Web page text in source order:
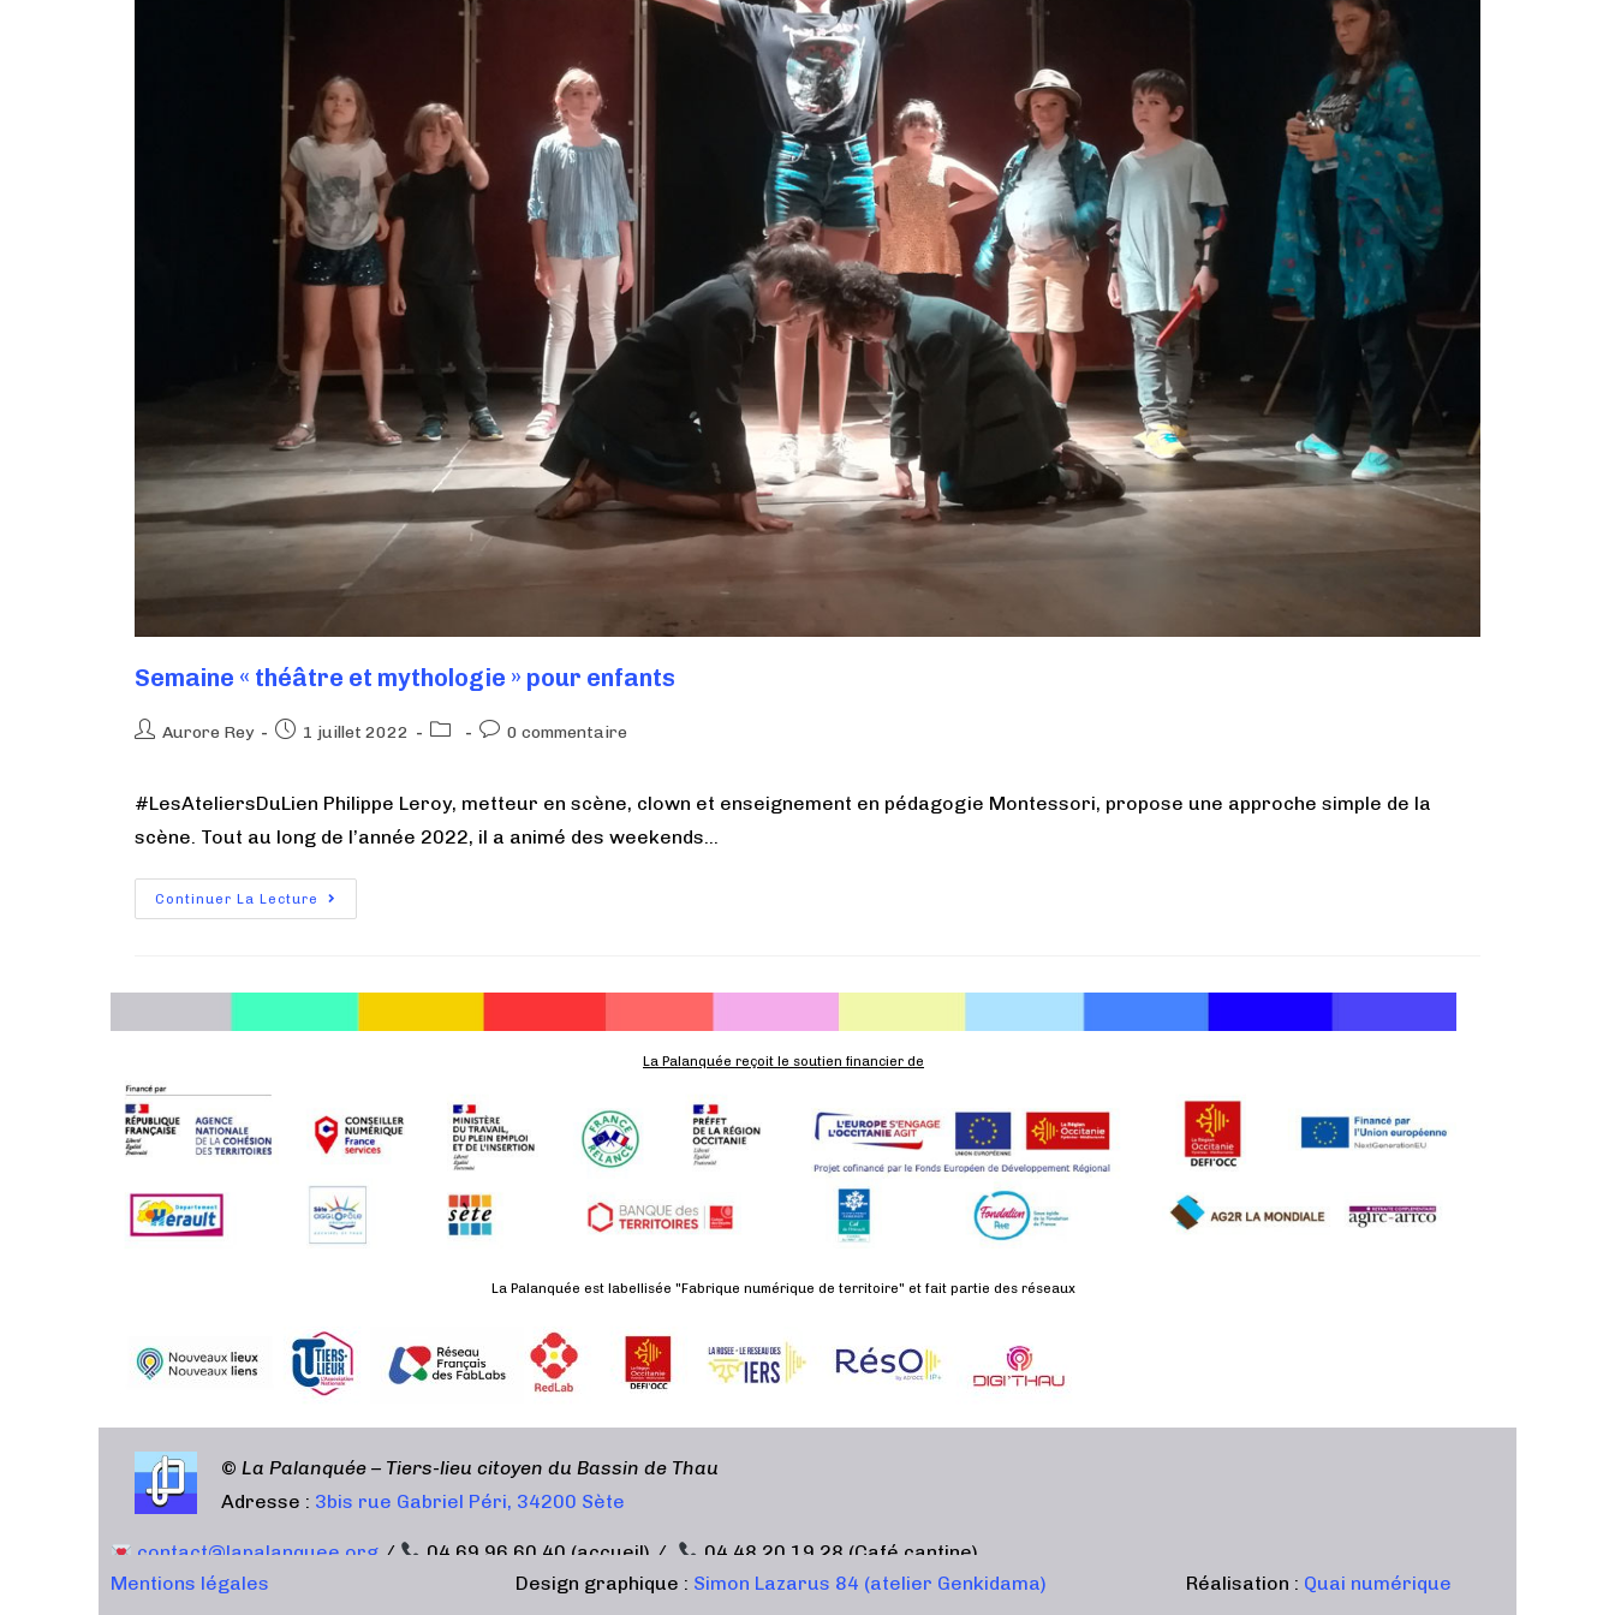
Semaine « théâtre et mythologie » pour enfants
Aurore Rey 1 juillet 2022 0 commentaire
#LesAteliersDuLien Philippe Leroy, metteur en scène, clown et enseignement en pédagogie Montessori, propose une approche simple de la
scène. Tout au long de l’année 2022, il a animé des weekends…
Continuer La Lecture
La Palanquée reçoit le soutien financier de
La Palanquée est labellisée "Fabrique numérique de territoire" et fait partie des réseaux
© La Palanquée – Tiers-lieu citoyen du Bassin de Thau
Adresse : 3bis rue Gabriel Péri, 34200 Sète
contact@lapalanquee.org / 04 69 96 60 40 (accueil) /
04 48 20 19 28 (Café cantine)
Mentions légales
Design graphique : Simon Lazarus 84 (atelier Genkidama) Réalisation : Quai numérique